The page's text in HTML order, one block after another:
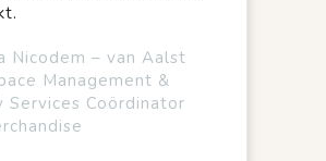
Nicodem – van Aalst
Management &
Services Coördinator